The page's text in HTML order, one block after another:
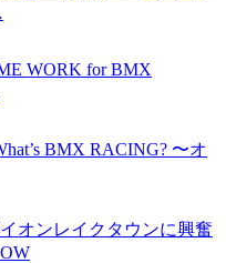
WORK for BMX
BMX RACING? 〜オ
オンレイクタウンに興奮